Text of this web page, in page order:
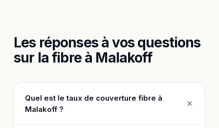
Les réponses à vos questions
sur la fibre à Malakoff
Quel est le taux de couverture fibre à
Malakoff ?